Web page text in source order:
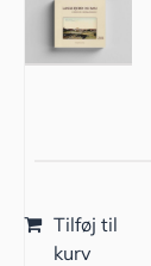
Tilføj til
kurv